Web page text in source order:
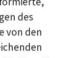
des
von den